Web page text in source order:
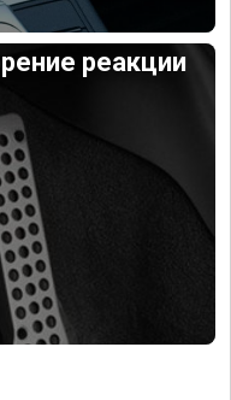
реакции